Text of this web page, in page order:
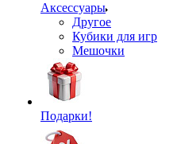
Аксессуары
Другое
Кубики для игр
Мешочки
Подарки!